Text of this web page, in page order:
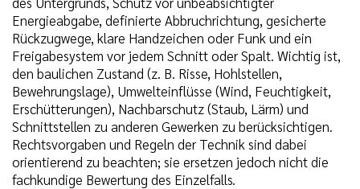
Energieabgabe, definierte Abbruchrichtung, gesicherte
Rückzugwege, klare Handzeichen oder Funk und ein
Freigabesystem vor jedem Schnitt oder Spalt. Wichtig ist,
den baulichen Zustand (z. B. Risse, Hohlstellen,
Bewehrungslage), Umwelteinflüsse (Wind, Feuchtigkeit,
Erschütterungen), Nachbarschutz (Staub, Lärm) und
Schnittstellen zu anderen Gewerken zu berücksichtigen.
Rechtsvorgaben und Regeln der Technik sind dabei
orientierend zu beachten; sie ersetzen jedoch nicht die
fachkundige Bewertung des Einzelfalls.